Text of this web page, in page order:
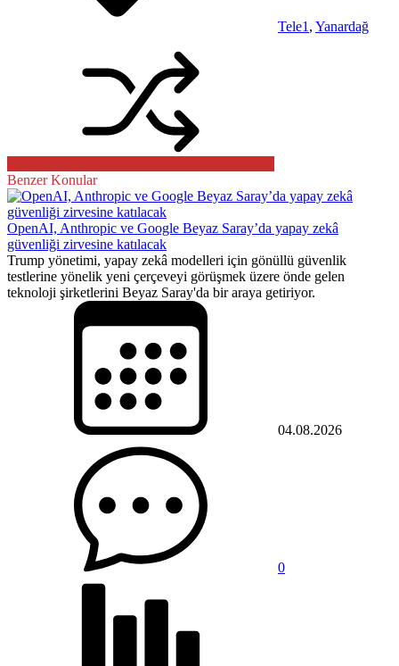
Tele1 , Yanardağ
Benzer Konular
OpenAI, Anthropic ve Google Beyaz Saray’da yapay zekâ
güvenliği zirvesine katılacak
Trump yönetimi, yapay zekâ modelleri için gönüllü güvenlik
testlerine yönelik yeni çerçeveyi görüşmek üzere önde gelen
teknoloji şirketlerini Beyaz Saray'da bir araya getiriyor.
04.08.2026
0